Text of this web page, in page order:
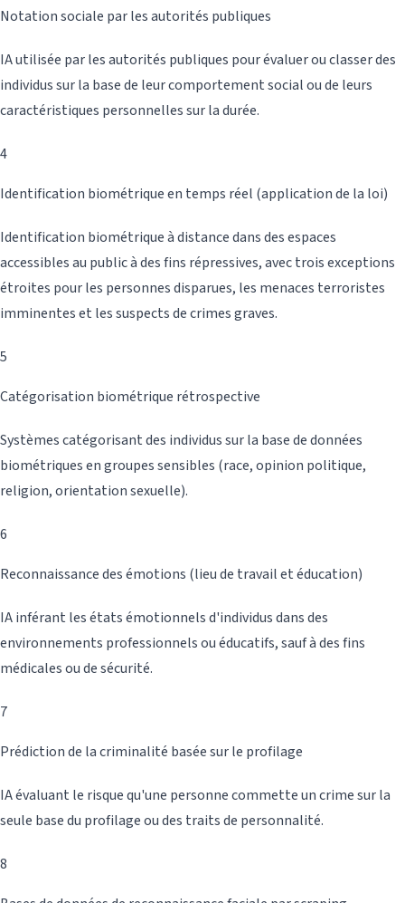
Notation sociale par les autorités publiques
IA utilisée par les autorités publiques pour évaluer ou classer des
individus sur la base de leur comportement social ou de leurs
caractéristiques personnelles sur la durée.
4
Identification biométrique en temps réel (application de la loi)
Identification biométrique à distance dans des espaces
accessibles au public à des fins répressives, avec trois exceptions
étroites pour les personnes disparues, les menaces terroristes
imminentes et les suspects de crimes graves.
5
Catégorisation biométrique rétrospective
Systèmes catégorisant des individus sur la base de données
biométriques en groupes sensibles (race, opinion politique,
religion, orientation sexuelle).
6
Reconnaissance des émotions (lieu de travail et éducation)
IA inférant les états émotionnels d'individus dans des
environnements professionnels ou éducatifs, sauf à des fins
médicales ou de sécurité.
7
Prédiction de la criminalité basée sur le profilage
IA évaluant le risque qu'une personne commette un crime sur la
seule base du profilage ou des traits de personnalité.
8